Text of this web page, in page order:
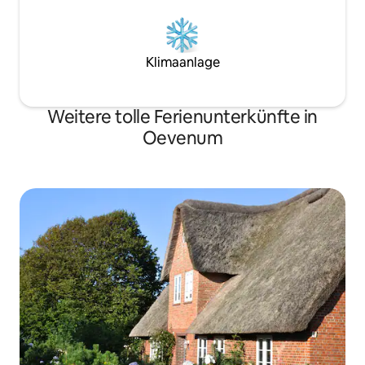
Klimaanlage
Weitere tolle Ferienunterkünfte in
Oevenum